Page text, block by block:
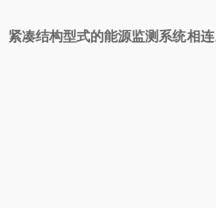
凑结构型式的能源监测系统相连